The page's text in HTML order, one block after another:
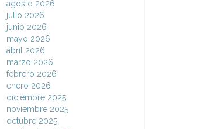
agosto 2026
julio 2026
junio 2026
mayo 2026
abril 2026
marzo 2026
febrero 2026
enero 2026
diciembre 2025
noviembre 2025
octubre 2025